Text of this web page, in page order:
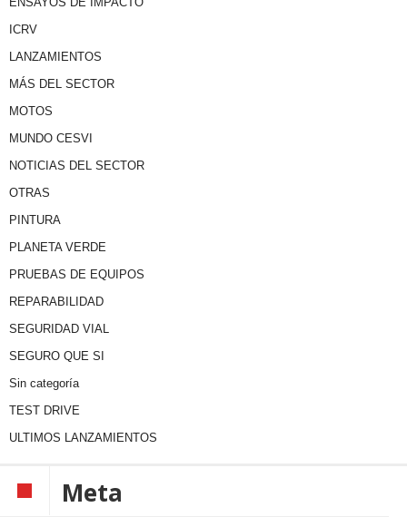
ICRV
LANZAMIENTOS
MÁS DEL SECTOR
MOTOS
MUNDO CESVI
NOTICIAS DEL SECTOR
OTRAS
PINTURA
PLANETA VERDE
PRUEBAS DE EQUIPOS
REPARABILIDAD
SEGURIDAD VIAL
SEGURO QUE SI
Sin categoría
TEST DRIVE
ULTIMOS LANZAMIENTOS
Meta